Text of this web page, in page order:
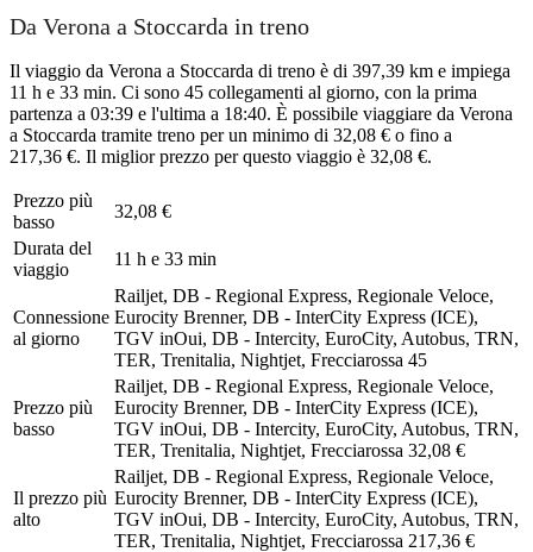
Da Verona a Stoccarda in treno
Il viaggio da Verona a Stoccarda di treno è di 397,39 km e impiega
11 h e 33 min. Ci sono 45 collegamenti al giorno, con la prima
partenza a 03:39 e l'ultima a 18:40. È possibile viaggiare da Verona
a Stoccarda tramite treno per un minimo di 32,08 € o fino a
217,36 €. Il miglior prezzo per questo viaggio è 32,08 €.
Prezzo più
basso
32,08 €
Durata del
viaggio
11 h e 33 min
Connessione
al giorno
Railjet, DB - Regional Express, Regionale Veloce,
Eurocity Brenner, DB - InterCity Express (ICE),
TGV inOui, DB - Intercity, EuroCity, Autobus, TRN,
TER, Trenitalia, Nightjet, Frecciarossa 45
Prezzo più
basso
Railjet, DB - Regional Express, Regionale Veloce,
Eurocity Brenner, DB - InterCity Express (ICE),
TGV inOui, DB - Intercity, EuroCity, Autobus, TRN,
TER, Trenitalia, Nightjet, Frecciarossa 32,08 €
Il prezzo più
alto
Railjet, DB - Regional Express, Regionale Veloce,
Eurocity Brenner, DB - InterCity Express (ICE),
TGV inOui, DB - Intercity, EuroCity, Autobus, TRN,
TER, Trenitalia, Nightjet, Frecciarossa 217,36 €